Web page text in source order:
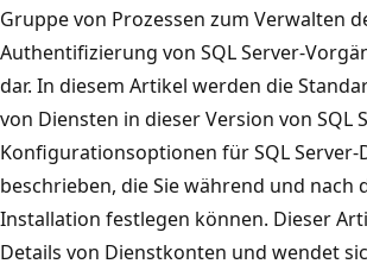
Gruppe von Prozessen zum Verwalten
Authentifizierung von SQL Server-
dar. In diesem Artikel werden die
von Diensten in dieser Version von SQL
Konfigurationsoptionen für SQL Server-
beschrieben, die Sie während und nach
Installation festlegen können. Dieser
Details von Dienstkonten und wendet